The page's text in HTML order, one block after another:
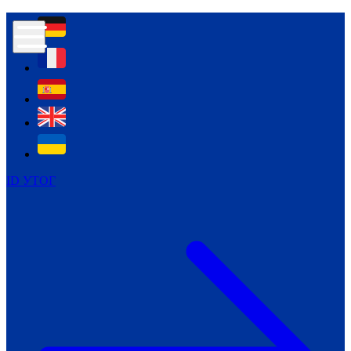
ID УТОГ
Контур психологічної безпеки глухих
Всеукраїнський пісенний
челендж «Україно, ти є!»
Молодіжний челендж «Жестова
мова для мене – це…»
Репортажі спеціальних та
інклюзивних начальних закладів